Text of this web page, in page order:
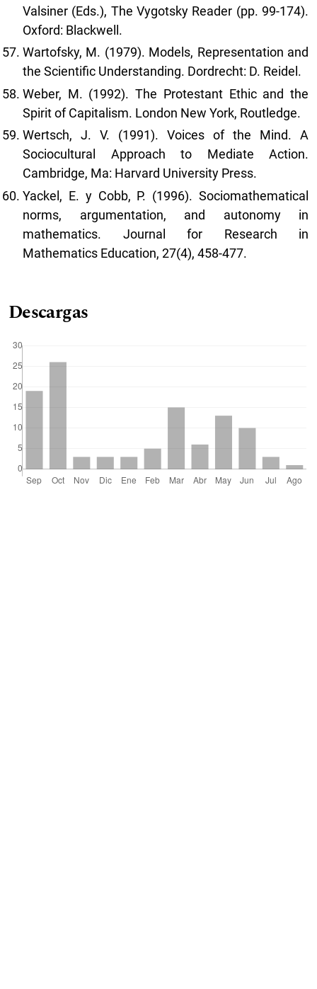
Valsiner (Eds.), The Vygotsky Reader (pp. 99-174).
Oxford: Blackwell.
Wartofsky, M. (1979). Models, Representation and
the Scientific Understanding. Dordrecht: D. Reidel.
Weber, M. (1992). The Protestant Ethic and the
Spirit of Capitalism. London New York, Routledge.
Wertsch, J. V. (1991). Voices of the Mind. A
Sociocultural Approach to Mediate Action.
Cambridge, Ma: Harvard University Press.
Yackel, E. y Cobb, P. (1996). Sociomathematical
norms, argumentation, and autonomy in
mathematics. Journal for Research in
Mathematics Education, 27(4), 458-477.
Descargas